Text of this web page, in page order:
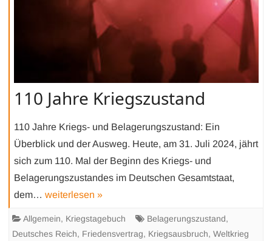
110 Jahre Kriegszustand
110 Jahre Kriegs- und Belagerungszustand: Ein
Überblick und der Ausweg. Heute, am 31. Juli 2024, jährt
sich zum 110. Mal der Beginn des Kriegs- und
Belagerungszustandes im Deutschen Gesamtstaat,
dem… weiterlesen »
Allgemein, Kriegstagebuch Belagerungszustand,
Deutsches Reich, Friedensvertrag, Kriegsausbruch, Weltkrieg